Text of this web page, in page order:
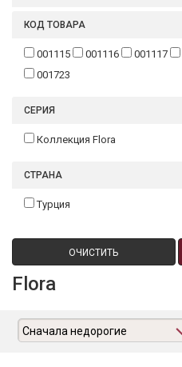
КОД ТОВАРА
001115 001116 001117
001723
СЕРИЯ
Коллекция Flora
СТРАНА
Турция
ОЧИСТИТЬ
Flora
Сначала недорогие